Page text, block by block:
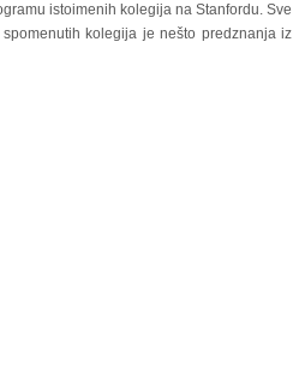
istoimenih kolegija na Stanfordu. Sve
kolegija je nešto predznanja iz